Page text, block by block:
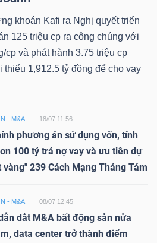
khoán Kafi ra Nghị quyết triển
125 triệu cp ra công chúng với
cp và phát hành 3.75 triệu cp
thiểu 1,912.5 tỷ đồng để cho vay
- M&A 18/07 11:56
phương án sử dụng vốn, tính
100 tỷ trả nợ vay và ưu tiên dự
vàng" 239 Cách Mạng Tháng Tám
- M&A 08/07 12:45
dắt M&A bất động sản nửa
data center trở thành điểm